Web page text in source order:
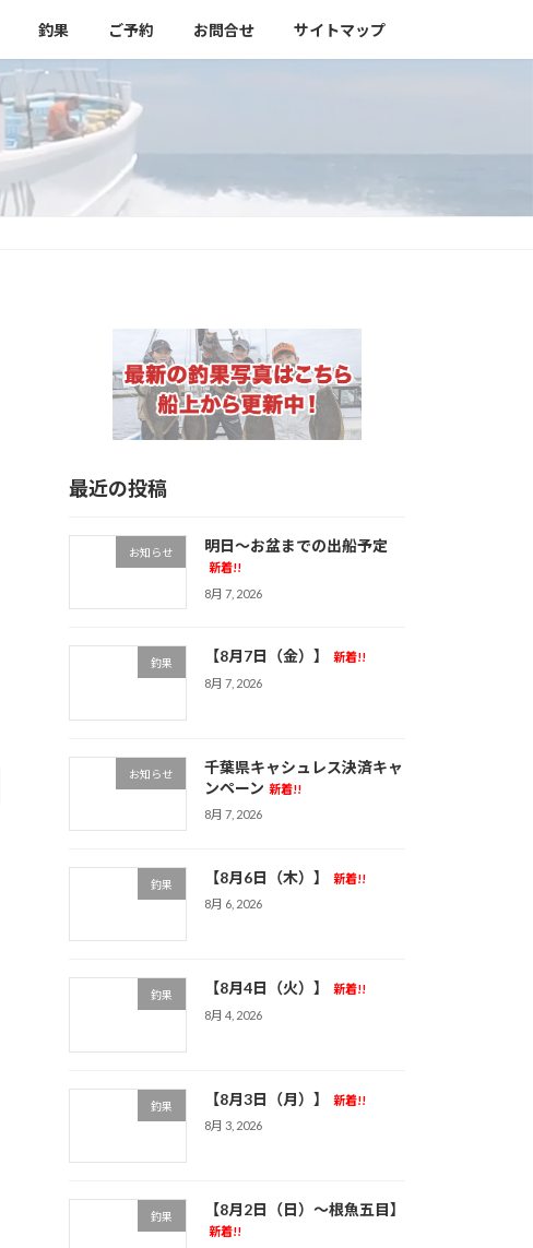
釣果 ご予約 お問合せ サイトマップ
最近の投稿
お知らせ 明日～お盆までの出船予定
新着!!
8月 7, 2026
釣果 【8月7日（金）】
新着!!
8月 7, 2026
お知らせ
千葉県キャシュレス決済キャ
ンペーン 新着!!
8月 7, 2026
釣果 【8月6日（木）】
新着!!
8月 6, 2026
釣果 【8月4日（火）】
新着!!
8月 4, 2026
釣果 【8月3日（月）】
新着!!
8月 3, 2026
釣果 【8月2日（日）～根魚五目】
新着!!